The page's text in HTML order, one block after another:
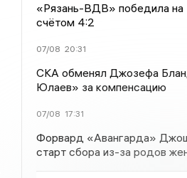
«Рязань-ВДВ» победила
счётом 4:2
07/08 20:31
СКА обменял Джозефа
Юлаев» за компенсацию
07/08 17:31
Форвард «Авангарда»
старт сбора из-за родов